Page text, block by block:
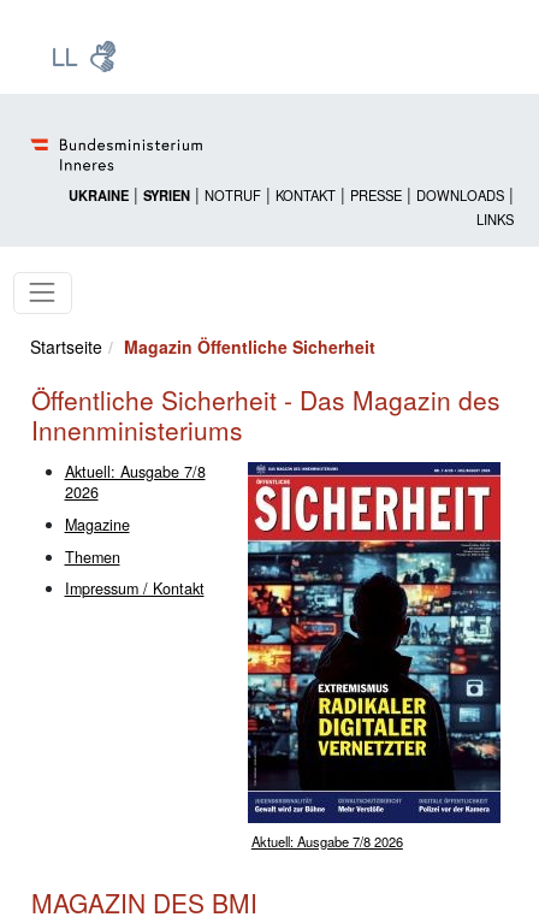
UKRAINE | SYRIEN | NOTRUF | KONTAKT | PRESSE | DOWNLOADS |
LINKS
Startseite Magazin Öffentliche Sicherheit
Öffentliche Sicherheit - Das Magazin des
Innenministeriums
Aktuell: Ausgabe 7/8 2026
Aktuell: Ausgabe 7/8
2026
Magazine
Themen
Impressum / Kontakt
MAGAZIN DES BMI